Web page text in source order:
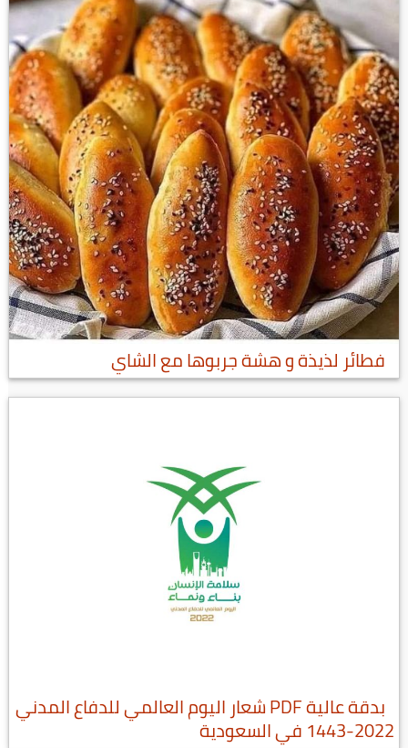
فطائر لذيذة و هشة جربوها مع الشاي
بدقة عالية PDF شعار اليوم العالمي للدفاع المدني
2022-1443 في السعودية